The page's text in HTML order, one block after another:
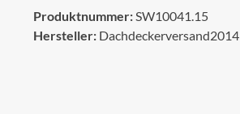
Produktnummer:SW10041.15
Hersteller: Dachdeckerversand2014